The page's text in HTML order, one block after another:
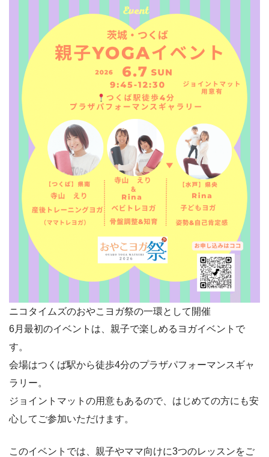
ニコタイムズのおやこヨガ祭の一環として開催
6月最初のイベントは、親子で楽しめるヨガイベントで
す。
会場はつくば駅から徒歩4分のプラザパフォーマンスギャ
ラリー。
ジョイントマットの用意もあるので、はじめての方にも安
心してご参加いただけます。
このイベントでは、親子やママ向けに3つのレッスンをご